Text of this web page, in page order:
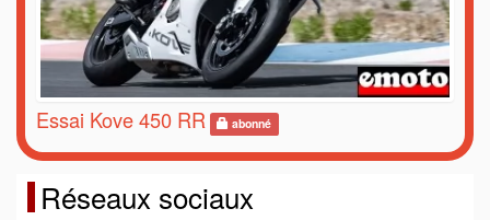
Essai Kove 450 RR abonné
Réseaux sociaux